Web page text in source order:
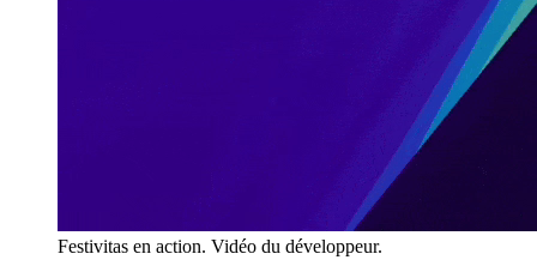
Festivitas en action. Vidéo du développeur.